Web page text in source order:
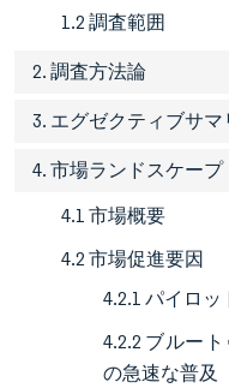
1.2 調査範囲
2. 調査方法論
3. エグゼクティブサマ
4. 市場ランドスケープ
4.1 市場概要
4.2 市場促進要因
4.2.1 パイロ
4.2.2 ブルー
の急速な普及